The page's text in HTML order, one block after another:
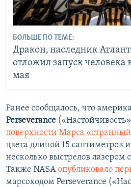
БОЛЬШЕ ПО ТЕМЕ:
Дракон, наследник
отложил запуск человека
мая
Ранее сообщалось, что
Perseverance
поверхности Марса
цвета длиной 15 сантиметров
несколько выстрелов лазером
Также NASA опубликовало
марсоходом Perseverance